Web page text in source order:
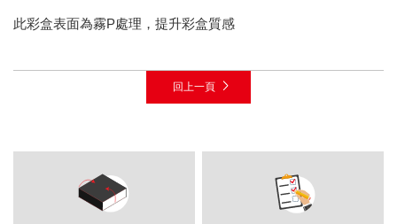
此彩盒表面為霧P處理，提升彩盒質感
回上一頁